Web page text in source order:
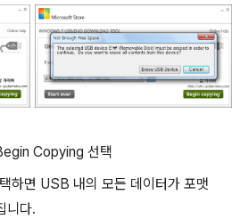
Copying 선택
하면 USB 내의 모든 데이터가 포맷
니다.